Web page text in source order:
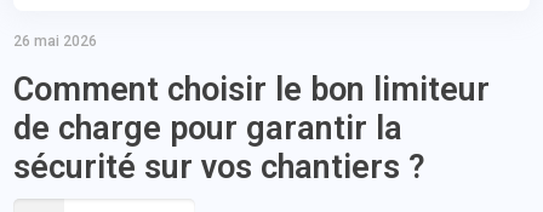
26 mai 2026
Comment choisir le bon limiteur
de charge pour garantir la
sécurité sur vos chantiers ?